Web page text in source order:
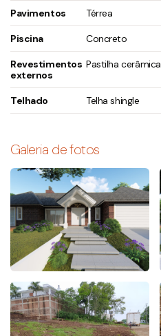
Pavimentos Térrea
Piscina Concreto
Revestimentos
externos
Pastilha cerâmica
Telhado Telha shingle
Galeria de fotos